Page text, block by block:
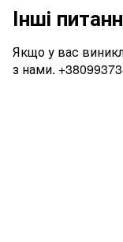
Інші
Якщо у вас
з нами.